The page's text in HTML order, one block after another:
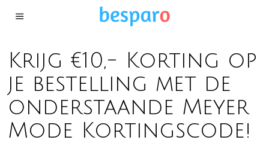
Krijg €10,- Korting op
je bestelling met de
onderstaande Meyer
Mode Kortingscode!